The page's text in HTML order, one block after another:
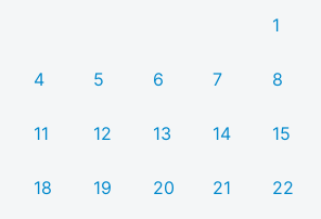
1
4 5 6 7 8
11 12 13 14 15
18 19 20 21 22